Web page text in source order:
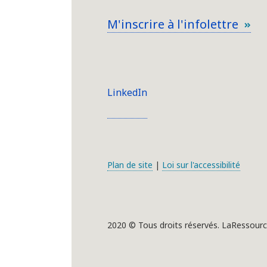
M'inscrire à l'infolettre
LinkedIn
Plan de site | Loi sur l'accessibilité
2020 © Tous droits réservés.